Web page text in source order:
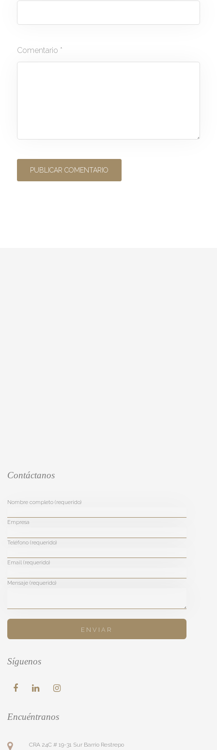
Comentario *
Contáctanos
Nombre completo (requerido)
Empresa
Teléfono (requerido)
Email (requerido)
Mensaje (requerido)
Síguenos
Encuéntranos
CRA 24C # 19-31 Sur Barrio Restrepo